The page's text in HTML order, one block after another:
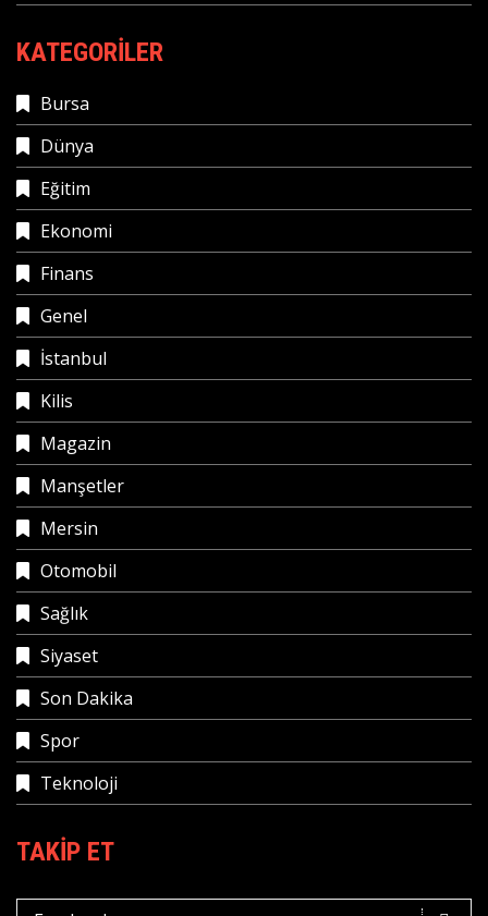
KATEGORILER
Bursa
Dünya
Eğitim
Ekonomi
Finans
Genel
İstanbul
Kilis
Magazin
Manşetler
Mersin
Otomobil
Sağlık
Siyaset
Son Dakika
Spor
Teknoloji
TAKIP ET